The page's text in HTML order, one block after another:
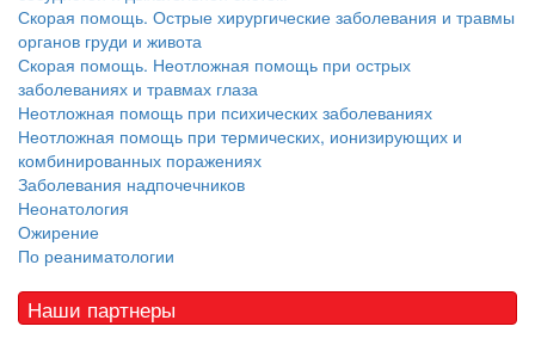
Скорая помощь. Острые хирургические заболевания и травмы
органов груди и живота
Скорая помощь. Неотложная помощь при острых
заболеваниях и травмах глаза
Неотложная помощь при психических заболеваниях
Неотложная помощь при термических, ионизирующих и
комбинированных поражениях
Заболевания надпочечников
Неонатология
Ожирение
По реаниматологии
Наши партнеры